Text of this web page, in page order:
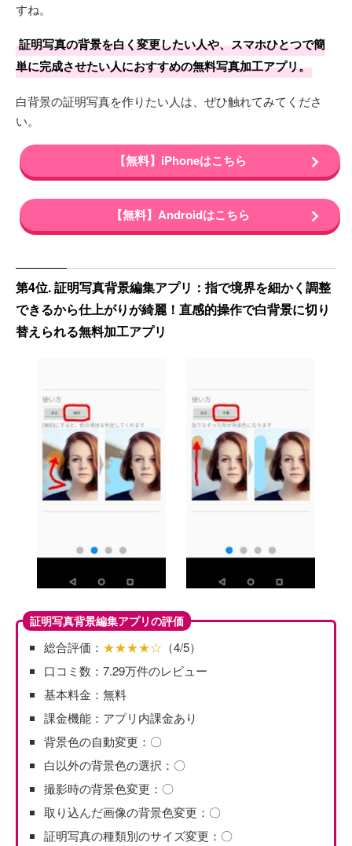
すね。
証明写真の背景を白く変更したい人や、スマホひとつで簡
単に完成させたい人におすすめの無料写真加工アプリ。
白背景の証明写真を作りたい人は、ぜひ触れてみてくださ
い。
【無料】iPhoneはこちら
【無料】Androidはこちら
第4位. 証明写真背景編集アプリ：指で境界を細かく調整
できるから仕上がりが綺麗！直感的操作で白背景に切り
替えられる無料加工アプリ
証明写真背景編集アプリの評価
総合評価： ★★★★☆ （4/5）
口コミ数：7.29万件のレビュー
基本料金：無料
課金機能：アプリ内課金あり
背景色の自動変更：〇
白以外の背景色の選択：〇
撮影時の背景色変更：〇
取り込んだ画像の背景色変更：〇
証明写真の種類別のサイズ変更：〇